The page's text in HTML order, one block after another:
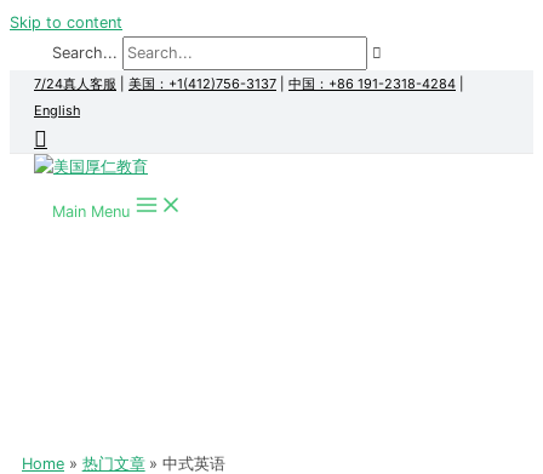
Skip to content
Search...
7/24真人客服 美国：+1(412)756-3137 中国：+86 191-2318-4284
English
Main Menu
Home 热门文章 中式英语